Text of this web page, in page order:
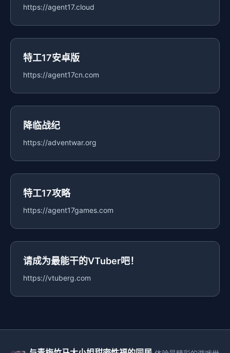
https://agent17.cloud
特工17安卓版
https://agent17cn.com
降临战纪
https://adventwar.org
特工17攻略
https://agent17games.com
请成为最能干的VTuber吧！
https://vtuberg.com